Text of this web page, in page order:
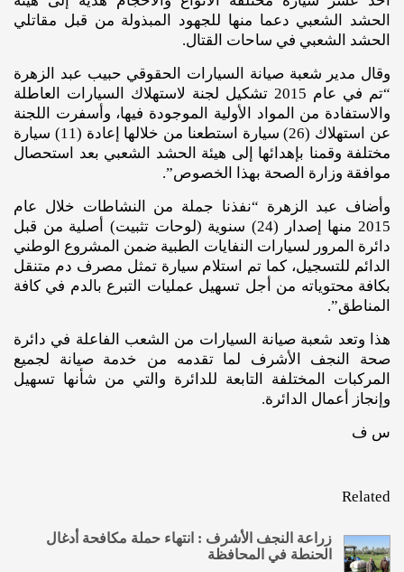
الحشد الشعبي دعما منها للجهود المبذولة من قبل مقاتلي
الحشد الشعبي في ساحات القتال.
وقال مدير شعبة صيانة السيارات الحقوقي حبيب عبد الزهرة
“تم في عام 2015 تشكيل لجنة لاستهلاك السيارات العاطلة
والاستفادة من المواد الأولية الموجودة فيها، وأسفرت اللجنة
عن استهلاك (26) سيارة استطعنا من خلالها إعادة (11) سيارة
مختلفة وقمنا بإهدائها إلى هيئة الحشد الشعبي بعد استحصال
موافقة وزارة الصحة بهذا الخصوص”.
وأضاف عبد الزهرة “نفذنا جملة من النشاطات خلال عام
2015 منها إصدار (24) سنوية (لوحات تثبيت) أصلية من قبل
دائرة المرور لسيارات النفايات الطبية ضمن المشروع الوطني
الدائم للتسجيل، كما تم استلام سيارة تمثل مصرف دم متنقل
بكافة محتوياته من أجل تسهيل عمليات التبرع بالدم في كافة
المناطق”.
هذا وتعد شعبة صيانة السيارات من الشعب الفاعلة في دائرة
صحة النجف الأشرف لما تقدمه من خدمة صيانة لجميع
المركبات المختلفة التابعة للدائرة والتي من شأنها تسهيل
وإنجاز أعمال الدائرة.
س ف
Related
زراعة النجف الأشرف : انتهاء حملة مكافحة أدغال
الحنطة في المحافظة